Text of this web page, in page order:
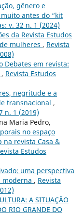
gênero e
antes do “kit
v. 32 n. 1 (2024)
da Revista Estudos
mulheres , Revista
Debates em revista:
, Revista Estudos
negritude e a
transnacional ,
n. 1 (2019)
Maria Pedro,
no espaço
revista Casa &
Estudos
uma perspectiva
moderna , Revista
A SITUAÇÃO
RIO GRANDE DO